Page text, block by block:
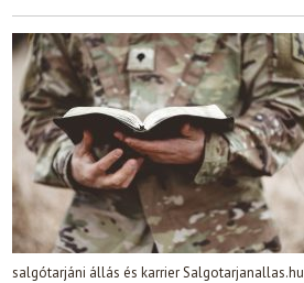
salgótarjáni állás és karrier Salgotarjanallas.hu